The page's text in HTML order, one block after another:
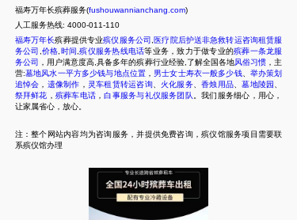
福寿万年长殡葬服务(fushouwannianchang.com)
人工服务热线: 4000-011-110
福寿万年长殡葬提供专业殡仪服务公司 医疗院后护送非急救转运咨询租赁服
务公司 价格 时间 殡仪服务热线电话等业务，致力于做专业的殡葬一条龙服
务公司
，用户满意度高,具备多年的殡葬行业经验,了解全国各地风俗习惯 ，主
营:墓地风水一平方多少钱与地点位置 ， 男士女士寿衣一般多少钱、 举办策划
追悼会 ， 遗像制作 ， 灵车租赁转运咨询、 火化服务、香烛用品 、墓地陵园
祭拜鲜花 ， 殡葬车电话 ，白事服务与礼仪服务团队
。我们服务细心，用心，
让家属省心，放心。
注：整个网站内容均为咨询服务，并提供免费咨询，殡仪馆服务项目需要联
系殡仪馆办理